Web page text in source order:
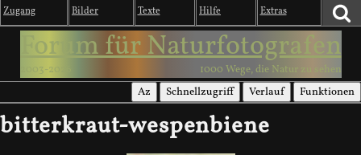
Zugang Bilder Texte Hilfe Extras
Forum für Naturfotografen
2003-2026 1000 Wege, die Natur zu sehen
Az Schnellzugriff Verlauf Funktionen
bitterkraut-wespenbiene